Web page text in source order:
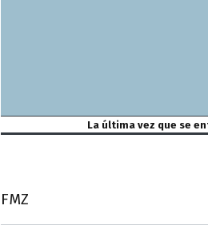
La última vez que se
FMZ